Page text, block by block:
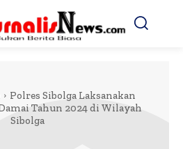
Polres Sibolga Laksanakan
Tahun 2024 di Wilayah
Sibolga